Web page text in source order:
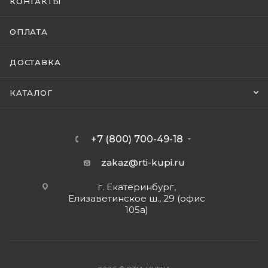
ОПЛАТА
ДОСТАВКА
КАТАЛОГ
+7 (800) 700-49-18
zakaz@rti-kupi.ru
г. Екатеринбург,
Елизаветинское ш., 29 (офис
105а)